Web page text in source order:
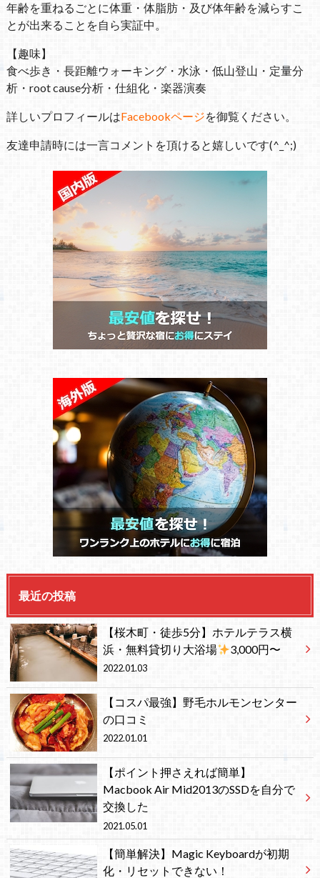
年齢を重ねるごとに体重・体脂肪・及び体年齢を減らすこ
とが出来ることを自ら実証中。
【趣味】
食べ歩き・長距離ウォーキング・水泳・低山登山・定量分
析・root cause分析・仕組化・楽器演奏
詳しいプロフィールはFacebookページを御覧ください。
友達申請時には一言コメントを頂けると嬉しいです(^_^;)
最近の投稿
【桜木町・徒歩5分】ホテルテラス横
浜・無料貸切り大浴場
3,000円〜
2022.01.03
【コスパ最強】野毛ホルモンセンター
の口コミ
2022.01.01
【ポイント押さえれば簡単】
Macbook Air Mid2013のSSDを自分で
交換した
2021.05.01
【簡単解決】Magic Keyboardが初期
化・リセットできない！